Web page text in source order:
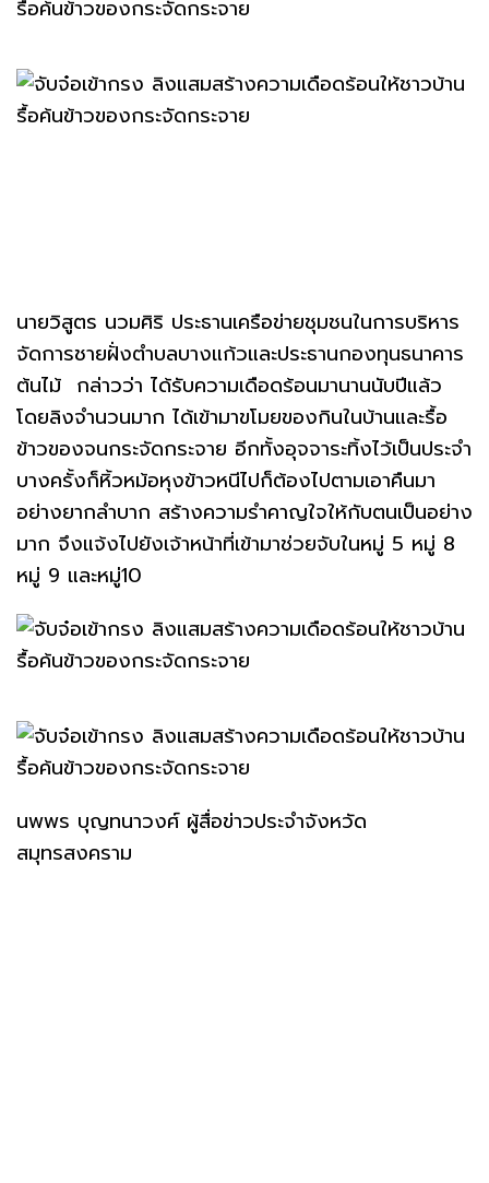
นายวิสูตร นวมศิริ ประธานเครือข่ายชุมชนในการบริหาร
จัดการชายฝั่งตำบลบางแก้วและประธานกองทุนธนาคาร
ต้นไม้ กล่าวว่า ได้รับความเดือดร้อนมานานนับปีแล้ว
โดยลิงจำนวนมาก ได้เข้ามาขโมยของกินในบ้านและรื้อ
ข้าวของจนกระจัดกระจาย อีกทั้งอุจจาระทิ้งไว้เป็นประจำ
บางครั้งก็หิ้วหม้อหุงข้าวหนีไปก็ต้องไปตามเอาคืนมา
อย่างยากลำบาก สร้างความรำคาญใจให้กับตนเป็นอย่าง
มาก จึงแจ้งไปยังเจ้าหน้าที่เข้ามาช่วยจับในหมู่ 5 หมู่ 8
หมู่ 9 และหมู่10
นพพร บุญทนาวงศ์ ผู้สื่อข่าวประจำจังหวัด
สมุทรสงคราม